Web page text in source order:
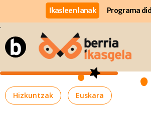
Ikasleen lanak Programa
Hizkuntzak Euskara